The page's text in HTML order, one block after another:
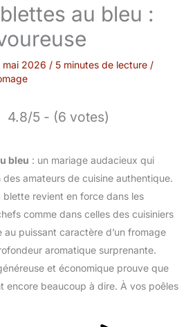
au bleu :
mai 2026 / 5 minutes de lecture /
4.8/5 - (6 votes)
bleu : un mariage audacieux qui
des amateurs de cuisine authentique.
revient en force dans les
comme dans celles des cuisiniers
puissant caractère d’un fromage
aromatique surprenante.
et économique prouve que
encore beaucoup à dire. À vos poêles